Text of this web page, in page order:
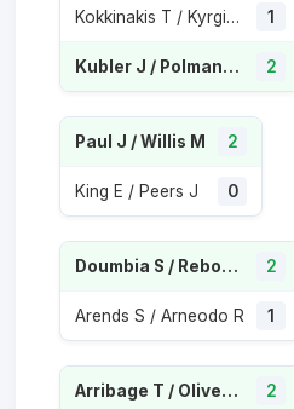
Kokkinakis T / Kyrgios N 1
Kubler J / Polmans M 2
Paul J / Willis M 2
King E / Peers J 0
Doumbia S / Reboul F 2
Arends S / Arneodo R 1
Arribage T / Olivetti A 2